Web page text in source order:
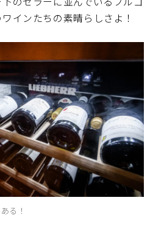
インたちの素晴らしさよ！
る！